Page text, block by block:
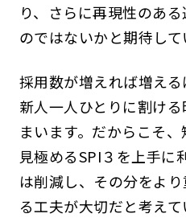
り、さらに再現性のあ
のではないかと期待して
採用数が増えれば増え
新人一人ひとりに割け
まいます。だからこそ
見極めるSPI３を上手に
は削減し、その分をよ
る工夫が大切だと考え